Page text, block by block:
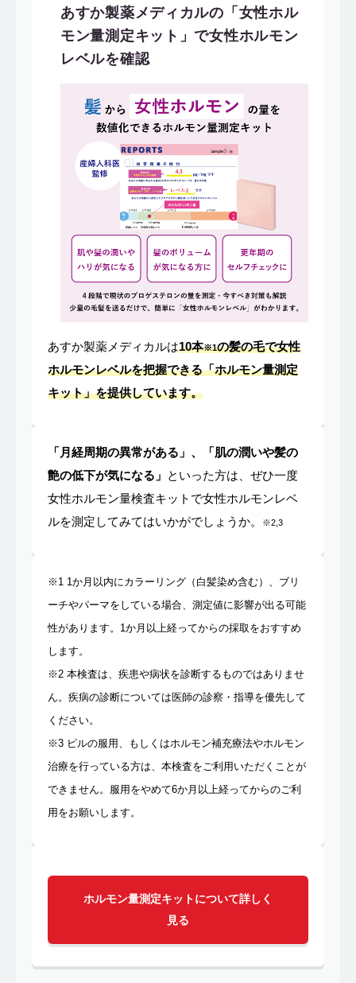
あすか製薬メディカルの「女性ホル
モン量測定キット」で女性ホルモン
レベルを確認
あすか製薬メディカルは10本※1の髪の毛で女性
ホルモンレベルを把握できる「ホルモン量測定
キット」を提供しています。
「月経周期の異常がある」、「肌の潤いや髪の
艶の低下が気になる」 といった方は、ぜひ一度
女性ホルモン量検査キットで女性ホルモンレベ
ルを測定してみてはいかがでしょうか。
※2,3
※1 1か月以内にカラーリング（白髪染め含む）、ブリ
ーチやパーマをしている場合、測定値に影響が出る可能
性があります。1か月以上経ってからの採取をおすすめ
します。
※2 本検査は、疾患や病状を診断するものではありませ
ん。疾病の診断については医師の診察・指導を優先して
ください。
※3 ピルの服用、もしくはホルモン補充療法やホルモン
治療を行っている方は、本検査をご利用いただくことが
できません。服用をやめて6か月以上経ってからのご利
用をお願いします。
ホルモン量測定キットについて詳しく
見る